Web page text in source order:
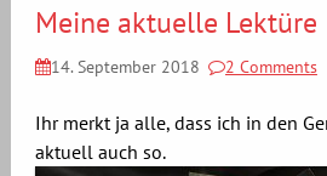
Meine aktuelle Lektüre
14. September 2018 2 Comments
Ihr merkt ja alle, dass ich in den
aktuell auch so.